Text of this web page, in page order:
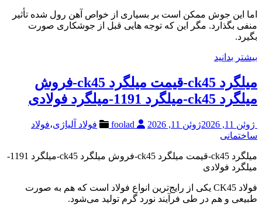
اما این جوش ممکن است بر بسیاری از خواص آهن رول شده تأثیر
منفی بگذارد. مگر این که توجه هایی قبل از جوشکاری صورت
بگیرد.
بیشتر بدانید
میلگرد ck45-قیمت میلگرد ck45-فروش
میلگرد ck45-میلگرد 1191-میلگرد فولادی
ژوئن 11, 2026 ژوئن 11, 2026 فولاد آلیاژی،فولاد
ساختمانی
میلگرد ck45-قیمت میلگرد ck45-فروش میلگرد ck45-میلگرد 1191-
میلگرد فولادی
فولاد CK45 یکی از رایج‌ترین انواع فولاد است که هم به صورت
طبیعی و هم در طی فرآیند نورد گرم تولید می‌شود.